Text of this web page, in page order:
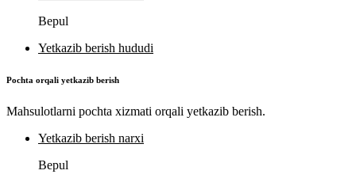
Bepul
Yetkazib berish hududi
Pochta orqali yetkazib berish
Mahsulotlarni pochta xizmati orqali yetkazib berish.
Yetkazib berish narxi
Bepul